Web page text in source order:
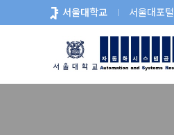
로
서울대학교 서울대포털